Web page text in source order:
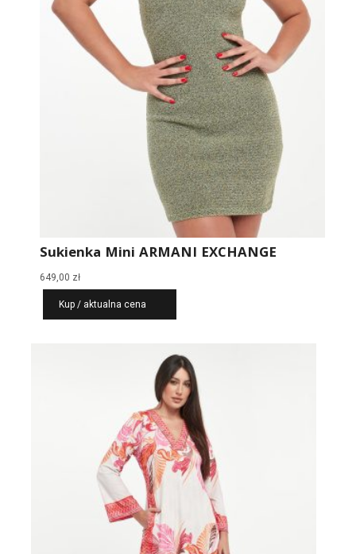
Sukienka Mini ARMANI EXCHANGE
649,00 zł
Kup / aktualna cena